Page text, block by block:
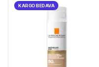
KARGO BEDAVA